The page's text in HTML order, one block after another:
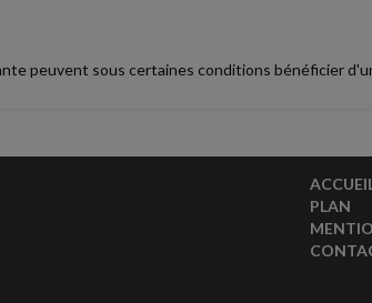
peuvent sous certaines conditions bénéficier
PLAN